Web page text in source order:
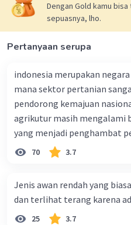
Beri Rating ·0.0(0)
Dengan Gold kamu
sepuasnya, lho.
Pertanyaan serupa
indonesia merupakan
mana sektor pertanian
pendorong kemajuan
agrikutur masih mengalami
yang menjadi penghambat
indonesia
70 3.7
Jenis awan rendah yang
dan terlihat terang karena
25 3.7